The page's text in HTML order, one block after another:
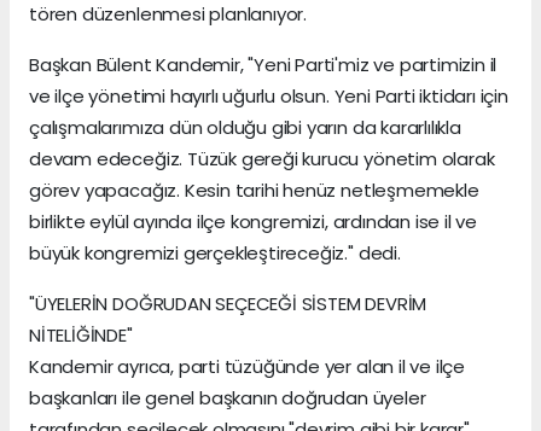
tören düzenlenmesi planlanıyor.
Başkan Bülent Kandemir, "Yeni Parti'miz ve partimizin il
ve ilçe yönetimi hayırlı uğurlu olsun. Yeni Parti iktidarı için
çalışmalarımıza dün olduğu gibi yarın da kararlılıkla
devam edeceğiz. Tüzük gereği kurucu yönetim olarak
görev yapacağız. Kesin tarihi henüz netleşmemekle
birlikte eylül ayında ilçe kongremizi, ardından ise il ve
büyük kongremizi gerçekleştireceğiz." dedi.
"ÜYELERİN DOĞRUDAN SEÇECEĞİ SİSTEM DEVRİM
NİTELİĞİNDE"
Kandemir ayrıca, parti tüzüğünde yer alan il ve ilçe
başkanları ile genel başkanın doğrudan üyeler